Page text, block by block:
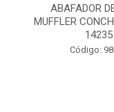
ABAFADOR
MUFFLER
14235
Código: